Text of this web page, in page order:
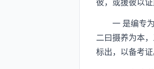
一 是编专为
二曰摄养为本
标出，以备考